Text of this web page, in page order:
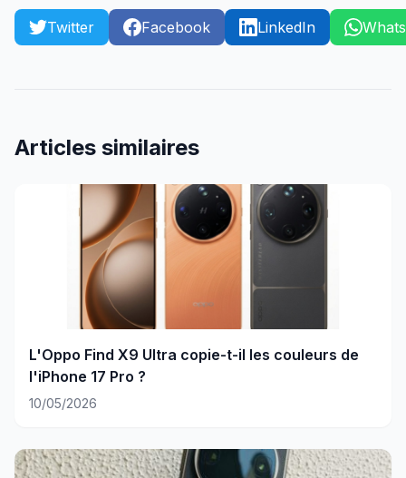
Twitter Facebook LinkedIn
Articles similaires
L'Oppo Find X9 Ultra copie-t-il les couleurs de
l'iPhone 17 Pro ?
10/05/2026